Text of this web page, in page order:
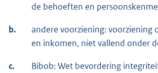
de behoeften en
b.
andere voorziening: voorziening
en inkomen, niet vallend onder
c.
Bibob: Wet bevordering